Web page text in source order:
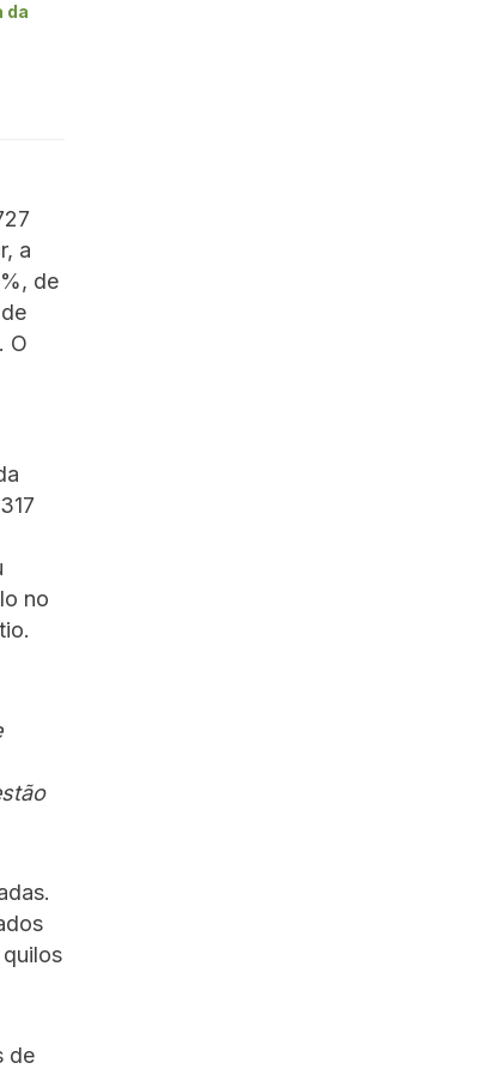
da
a
de
O
no
de